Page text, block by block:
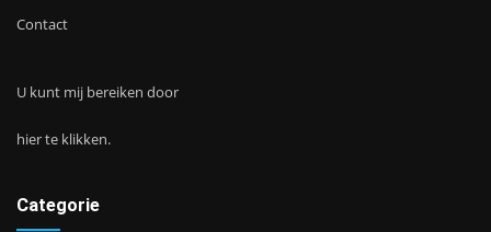
Contact
U kunt mij bereiken door
hier te klikken.
Categorie